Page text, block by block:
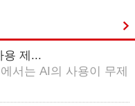
용 제...
서는 AI의 사용이 무제